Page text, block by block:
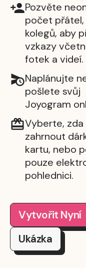
Pozvěte
počet přátel,
kolegů, aby
vzkazy
fotek a videí.
Naplánujte
pošlete svůj
Joyogram
Vyberte, zda
zahrnout
kartu, nebo
pouze
pohlednici.
Vytvořit Nyní
Ukázka